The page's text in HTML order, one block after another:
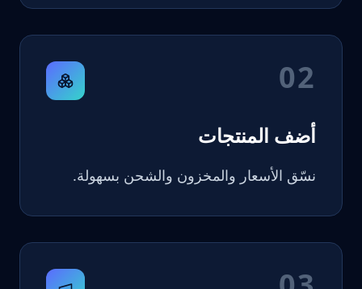
02
أضف المنتجات
نسّق الأسعار والمخزون والشحن بسهولة.